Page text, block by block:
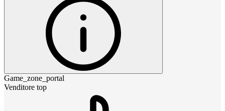
Game_zone_portal
Venditore top